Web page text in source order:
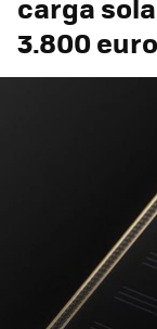
3.800